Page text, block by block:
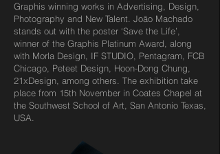
Graphis winning works in Advertising, Design,
Photography and New Talent. João Machado
stands out with the poster ‘Save the Life’,
winner of the Graphis Platinum Award, along
with Morla Design, IF STUDIO, Pentagram, FCB
Chicago, Peteet Design, Hoon-Dong Chung,
21xDesign, among others. The exhibition take
place from 15th November in Coates Chapel at
the Southwest School of Art, San Antonio Texas,
USA.